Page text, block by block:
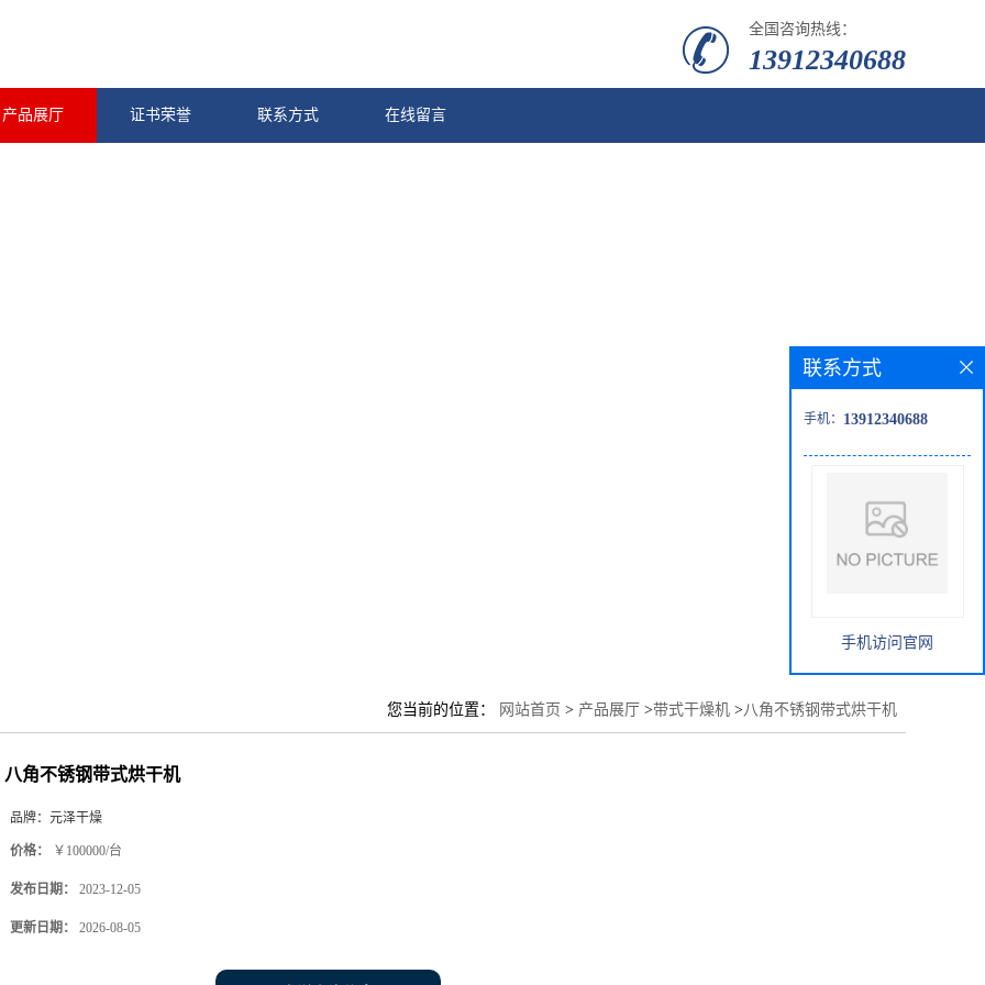
全国咨询热线：
13912340688
产品展厅 证书荣誉 联系方式 在线留言
您当前的位置： 网站首页 > 产品展厅 >带式干燥机 >八角不锈钢带式烘干机
八角不锈钢带式烘干机
品牌： 元泽干燥
价格： ￥100000/台
发布日期： 2023-12-05
更新日期： 2026-08-05
联系方式
手机： 13912340688
手机访问官网